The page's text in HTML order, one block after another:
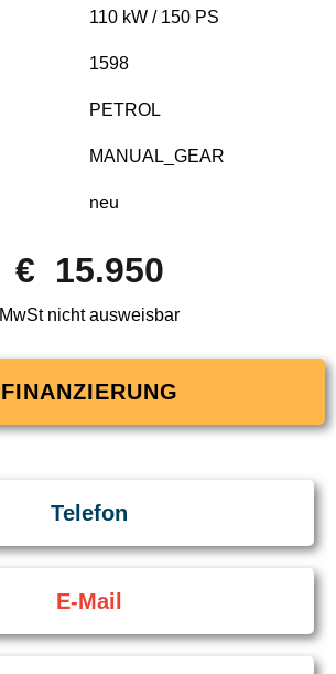
110 kW / 150 PS
1598
PETROL
MANUAL_GEAR
neu
€ 15.950
MwSt nicht ausweisbar
FINANZIERUNG
Telefon
E-Mail